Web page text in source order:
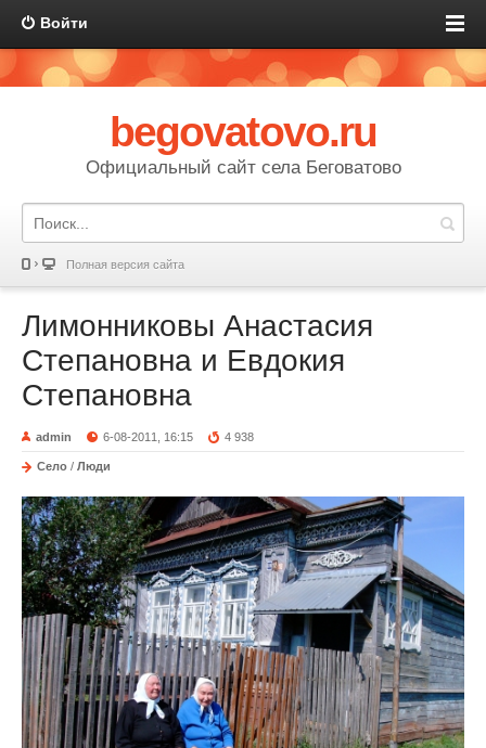
Войти
begovatovo.ru
Официальный сайт села Беговатово
Полная версия сайта
Лимонниковы Анастасия
Степановна и Евдокия
Степановна
admin 6-08-2011, 16:15 4 938
Село / Люди